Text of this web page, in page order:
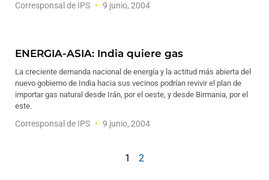
Corresponsal de IPS 9 junio, 2004
ENERGIA-ASIA: India quiere gas
La creciente demanda nacional de energía y la actitud más abierta del
nuevo gobierno de India hacia sus vecinos podrían revivir el plan de
importar gas natural desde Irán, por el oeste, y desde Birmania, por el
este.
Corresponsal de IPS 9 junio, 2004
1 2